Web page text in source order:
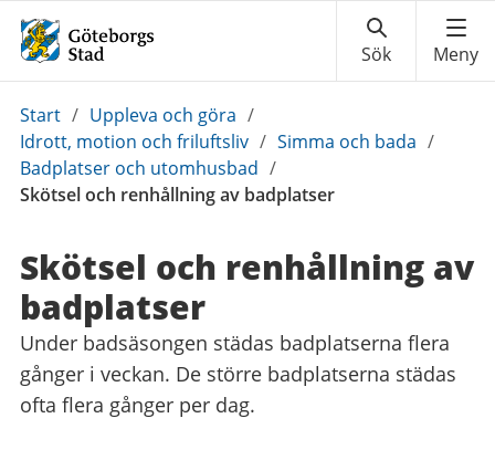
Du
är
här:
Start / Uppleva och göra /
Idrott, motion och friluftsliv / Simma och bada /
Badplatser och utomhusbad /
Skötsel och renhållning av badplatser
Skötsel och renhållning av
badplatser
Under badsäsongen städas badplatserna flera
gånger i veckan. De större badplatserna städas
ofta flera gånger per dag.